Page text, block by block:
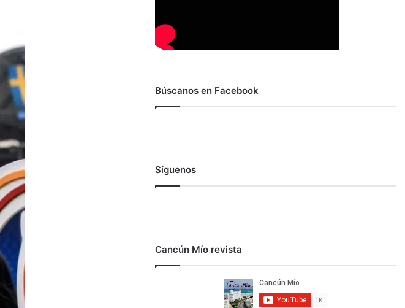
Búscanos en Facebook
Síguenos
Cancún Mío revista